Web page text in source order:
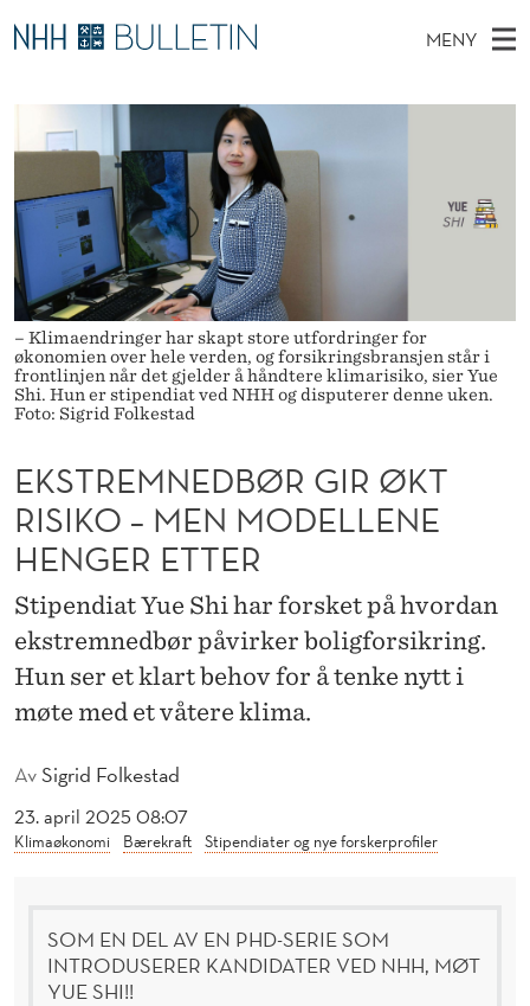
E
K
S
T
R
E
M
N
E
D
B
Ø
R
G
R
Ø
K
T
R
MENY
O
V
D
M
E
N
Y
Ø
N
T
S
T
E
D
E
Stipendiater og nye forskerprofiler
Disputaser
Ekspertutvalg
Om Bulletin
– Klimaendringer har skapt store utfordringer for
økonomien over hele verden, og forsikringsbransjen står i
frontlinjen når det gjelder å håndtere klimarisiko, sier Yue
Shi. Hun er stipendiat ved NHH og disputerer denne uken.
Foto: Sigrid Folkestad
AvSigrid Folkestad
23. april 2025 08:07
Klimaøkonomi Bærekraft Stipendiater og nye forskerprofiler
EKSTREMNEDBØR GIR ØKT
RISIKO – MEN MODELLENE
HENGER ETTER
Stipendiat Yue Shi har forsket på hvordan
ekstremnedbør påvirker boligforsikring.
Hun ser et klart behov for å tenke nytt i
møte med et våtere klima.
SOM EN DEL AV EN PHD-SERIE SOM
INTRODUSERER KANDIDATER VED NHH, MØT
YUE SHI!!